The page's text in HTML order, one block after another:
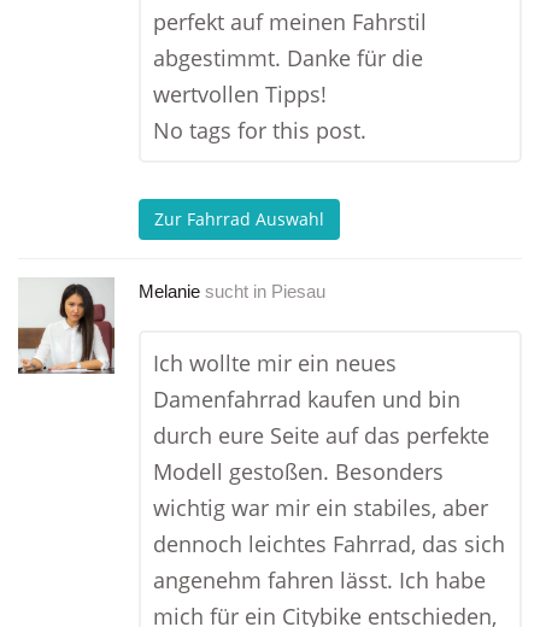
perfekt auf meinen Fahrstil
abgestimmt. Danke für die
wertvollen Tipps!
No tags for this post.
Zur Fahrrad Auswahl
Melanie sucht in Piesau
Ich wollte mir ein neues
Damenfahrrad kaufen und bin
durch eure Seite auf das perfekte
Modell gestoßen. Besonders
wichtig war mir ein stabiles, aber
dennoch leichtes Fahrrad, das sich
angenehm fahren lässt. Ich habe
mich für ein Citybike entschieden,